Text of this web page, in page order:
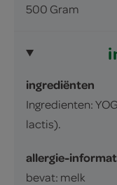
500 Gram
ingrediënten
Ingredienten:
lactis).
allergie-
bevat: melk